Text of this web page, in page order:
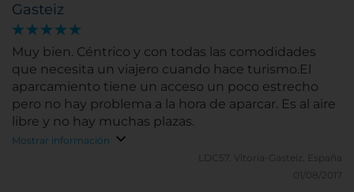
Gasteiz
Muy bien. Céntrico y con todas las comodidades
que necesita un viajero cuando hace turismo.El
aparcamiento tiene un acceso un poco estrecho
pero no hay problema a la hora de aparcar. Es al aire
libre y no hay muchas plazas.
Mostrar información
LDC57.
Vitoria-Gasteiz, España
01/08/2017